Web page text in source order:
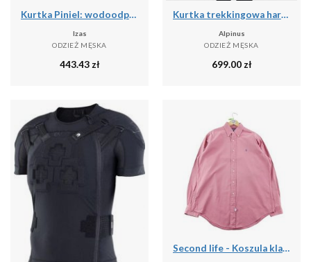
Kurtka Piniel: wodoodporna, oddychająca i wiatroszczelna na deszczowe przygody
Izas
ODZIEŻ MĘSKA
443.43zł
Kurtka trekkingowa hardshell męska Alpinus Besso
Alpinus
ODZIEŻ MĘSKA
699.00zł
Second life - Koszula klasyczna męska jednolita - Stan bardzo dobry